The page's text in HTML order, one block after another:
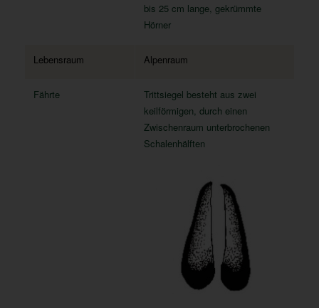
bis 25 cm lange, gekrümmte
Hörner
Lebensraum Alpenraum
Fährte
Trittsiegel besteht aus zwei
keilförmigen, durch einen
Zwischenraum unterbrochenen
Schalenhälften